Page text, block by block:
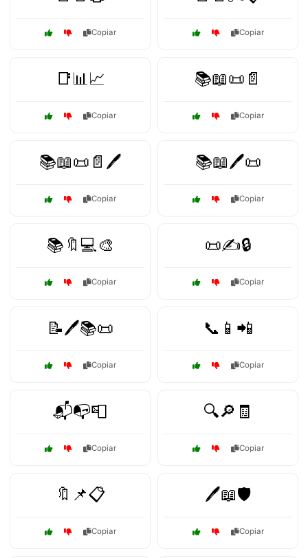
Copiar Copiar
📑📊📈
Copiar
📚📖📜📄
Copiar
📚📖📜📄🖊️
Copiar
📚📖🖊️📜
Copiar
📚🔖💻🎨
Copiar
📜✍️🔒
Copiar
📝🖊️📚📜
Copiar
📞📱📲
Copiar
📬📭📮
Copiar
🔍🔎🧾
Copiar
🔖📌📋
Copiar
🖊️📖🛡️
Copiar